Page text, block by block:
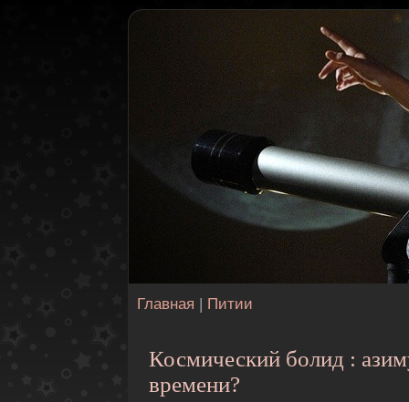
Главная | Питии
Космический болид :
времени?